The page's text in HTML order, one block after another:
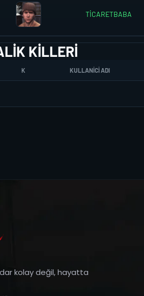
TİCARETBABA
KILLERI
K KULLANICI ADI
kolay değil, hayatta